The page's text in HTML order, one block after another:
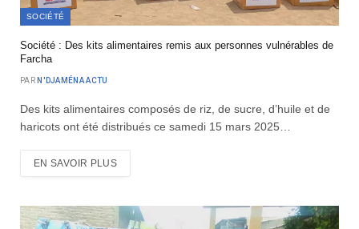
SOCIÉTÉ
Société : Des kits alimentaires remis aux personnes vulnérables de
Farcha
PAR N'DJAMÉNA ACTU
Des kits alimentaires composés de riz, de sucre, d’huile et de
haricots ont été distribués ce samedi 15 mars 2025…
EN SAVOIR PLUS